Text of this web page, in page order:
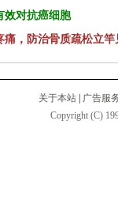
效对抗癌细胞
，防治骨质疏松立竿
关于本站
广告服
Copyright (C)